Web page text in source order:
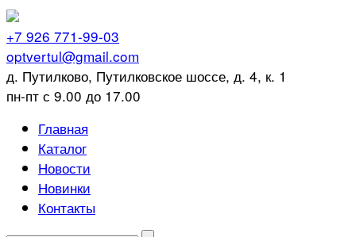
+7 926 771-99-03
optvertul@gmail.com
д. Путилково, Путилковское шоссе, д. 4, к. 1
пн-пт с 9.00 до 17.00
Главная
Каталог
Новости
Новинки
Контакты